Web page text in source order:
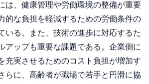
は、健康管理や労働環境の整備が重要
的な負担を軽減するための労働条件の
いる。また、技術の進歩に対応するた
アップも重要な課題である。企業側に
充実させるためのコスト負担が増加す
らに、高齢者が職場で若手と円滑に協